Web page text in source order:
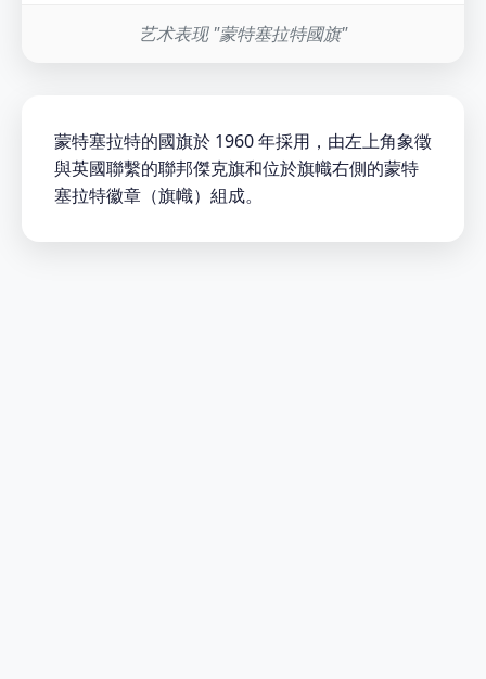
艺术表现 "蒙特塞拉特國旗"
蒙特塞拉特的國旗於 1960 年採用，由左上角象徵
與英國聯繫的聯邦傑克旗和位於旗幟右側的蒙特
塞拉特徽章（旗幟）組成。